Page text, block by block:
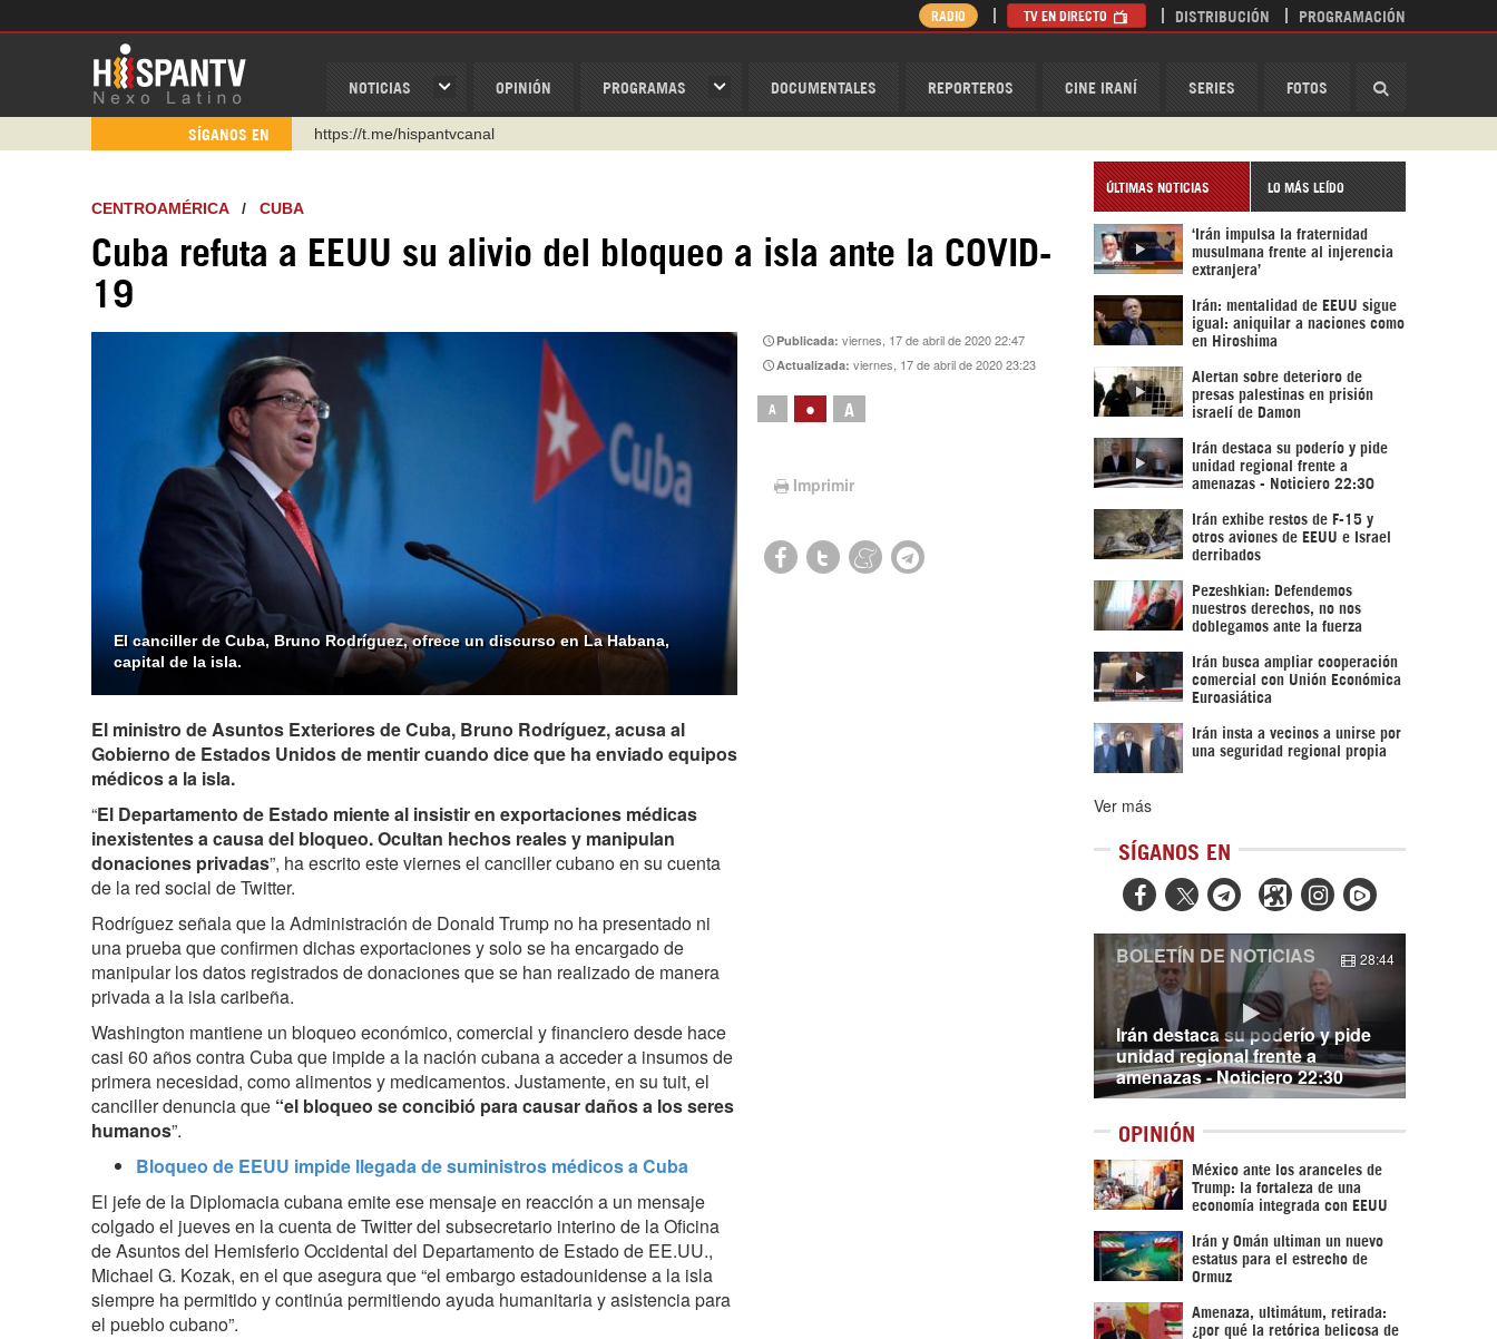
NOTICIAS OPINIÓN PROGRAMAS DOCUMENTALES REPORTEROS CINE IRANÍ SERIES FOTOS
RADIO TV EN DIRECTO DISTRIBUCIÓN PROGRAMACIÓN
SÍGANOS EN
https://urmedium.com/c/hispantv
https://www.facebook.com/Nexolatino.Canal
https://www.youtube.com/@nexo_latino
https://t.me/hispantvcanal
CENTROAMÉRICA/ CUBA
Cuba refuta a EEUU su alivio del bloqueo a isla ante la COVID-
19
El canciller de Cuba, Bruno Rodríguez, ofrece un discurso en La Habana,
capital de la isla.
Publicada:viernes, 17 de abril de 2020 22:47
Actualizada:viernes, 17 de abril de 2020 23:23
A • A
Imprimir
El ministro de Asuntos Exteriores de Cuba, Bruno Rodríguez, acusa al
Gobierno de Estados Unidos de mentir cuando dice que ha enviado equipos
médicos a la isla.
“El Departamento de Estado miente al insistir en exportaciones médicas
inexistentes a causa del bloqueo. Ocultan hechos reales y manipulan
donaciones privadas”, ha escrito este viernes el canciller cubano en su cuenta
de la red social de Twitter.
Rodríguez señala que la Administración de Donald Trump no ha presentado ni
una prueba que confirmen dichas exportaciones y solo se ha encargado de
manipular los datos registrados de donaciones que se han realizado de manera
privada a la isla caribeña.
Washington mantiene un bloqueo económico, comercial y financiero desde hace
casi 60 años contra Cuba que impide a la nación cubana a acceder a insumos de
primera necesidad, como alimentos y medicamentos. Justamente, en su tuit, el
canciller denuncia que “el bloqueo se concibió para causar daños a los seres
humanos”.
Bloqueo de EEUU impide llegada de suministros médicos a Cuba
El jefe de la Diplomacia cubana emite ese mensaje en reacción a un mensaje
colgado el jueves en la cuenta de Twitter del subsecretario interino de la Oficina
de Asuntos del Hemisferio Occidental del Departamento de Estado de EE.UU.,
Michael G. Kozak, en el que asegura que “el embargo estadounidense a la isla
siempre ha permitido y continúa permitiendo ayuda humanitaria y asistencia para
el pueblo cubano”.
ÚLTIMAS NOTICIAS LO MÁS LEÍDO
‘Irán impulsa la fraternidad
musulmana frente al injerencia
extranjera’
Irán: mentalidad de EEUU sigue
igual: aniquilar a naciones como
en Hiroshima
Alertan sobre deterioro de
presas palestinas en prisión
israelí de Damon
Irán destaca su poderío y pide
unidad regional frente a
amenazas - Noticiero 22:30
Irán exhibe restos de F-15 y
otros aviones de EEUU e Israel
derribados
Pezeshkian: Defendemos
nuestros derechos, no nos
doblegamos ante la fuerza
Irán busca ampliar cooperación
comercial con Unión Económica
Euroasiática
Irán insta a vecinos a unirse por
una seguridad regional propia
Ver más
SÍGANOS EN
  
Irán destaca su poderío y pide
unidad regional frente a
amenazas - Noticiero 22:30
BOLETÍN DE NOTICIAS 28:44
OPINIÓN
México ante los aranceles de
Trump: la fortaleza de una
economía integrada con EEUU
Irán y Omán ultiman un nuevo
estatus para el estrecho de
Ormuz
Amenaza, ultimátum, retirada:
¿por qué la retórica belicosa de